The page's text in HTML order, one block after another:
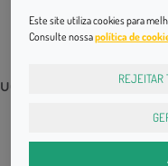
Vinopure Gel
21,90€
Este site utiliza cookies para
Consulte nossapolítica de
REJEITAR